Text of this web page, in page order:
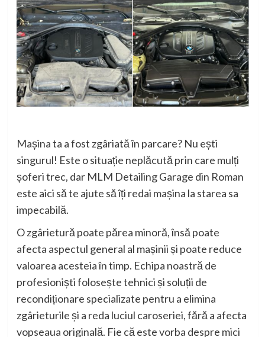
Mașina ta a fost zgâriată în parcare? Nu ești
singurul! Este o situație neplăcută prin care mulți
șoferi trec, dar MLM Detailing Garage din Roman
este aici să te ajute să îți redai mașina la starea sa
impecabilă.
O zgârietură poate părea minoră, însă poate
afecta aspectul general al mașinii și poate reduce
valoarea acesteia în timp. Echipa noastră de
profesioniști folosește tehnici și soluții de
recondiționare specializate pentru a elimina
zgârieturile și a reda luciul caroseriei, fără a afecta
vopseaua originală. Fie că este vorba despre mici